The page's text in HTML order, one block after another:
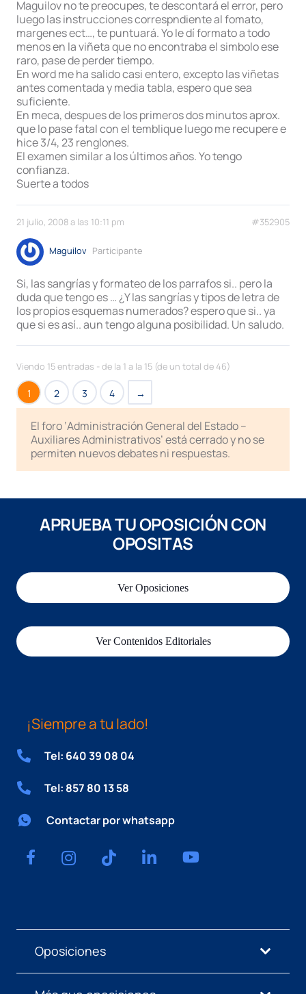
Maguilov no te preocupes, te descontará el error, pero
luego las instrucciones correspndiente al fomato,
margenes ect…, te puntuará. Yo le dí formato a todo
menos en la viñeta que no encontraba el simbolo ese
raro, pase de perder tiempo.
En word me ha salido casi entero, excepto las viñetas
antes comentada y media tabla, espero que sea
suficiente.
En meca, despues de los primeros dos minutos aprox.
que lo pase fatal con el temblique luego me recupere e
hice 3/4, 23 renglones.
El examen similar a los últimos años. Yo tengo
confianza.
Suerte a todos
21 julio, 2008 a las 10:11 pm #352905
Maguilov Participante
Si, las sangrías y formateo de los parrafos si.. pero la
duda que tengo es … ¿Y las sangrías y tipos de letra de
los propios esquemas numerados? espero que si.. ya
que si es así.. aun tengo alguna posibilidad. Un saludo.
Viendo 15 entradas - de la 1 a la 15 (de un total de 46)
1 2 3 4 →
El foro ‘Administración General del Estado –
Auxiliares Administrativos’ está cerrado y no se
permiten nuevos debates ni respuestas.
APRUEBA TU OPOSICIÓN CON
OPOSITAS
Ver Oposiciones
Ver Contenidos Editoriales
¡Siempre a tu lado!
Tel: 640 39 08 04
Tel: 857 80 13 58
Contactar por whatsapp
Oposiciones